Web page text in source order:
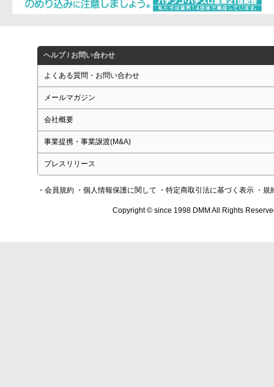
ヘルプ / お問い合わせ
よくある質問・お問い合わせ
メールマガジン
会社概要
事業提携・事業譲渡(M&A)
プレスリリース
・会員規約 ・個人情報保護に関して ・特定商取引法に基づく表示 ・規
Copyright © since 1998 DMM All Rights